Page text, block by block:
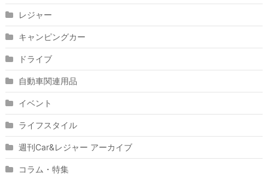
レジャー
キャンピングカー
ドライブ
自動車関連用品
イベント
ライフスタイル
週刊Car&レジャー アーカイブ
コラム・特集